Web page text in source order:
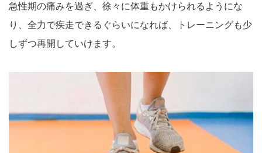
急性期の痛みを過ぎ、徐々に体重もかけられるようにな
り、全力で疾走できるぐらいになれば、トレーニングも少
しずつ再開していけます。